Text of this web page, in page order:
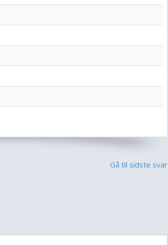
Gå til sidste svar